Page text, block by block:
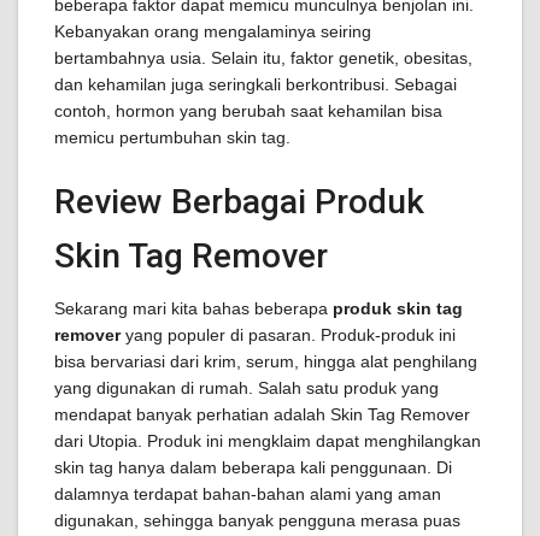
beberapa faktor dapat memicu munculnya benjolan ini.
Kebanyakan orang mengalaminya seiring
bertambahnya usia. Selain itu, faktor genetik, obesitas,
dan kehamilan juga seringkali berkontribusi. Sebagai
contoh, hormon yang berubah saat kehamilan bisa
memicu pertumbuhan skin tag.
Review Berbagai Produk
Skin Tag Remover
Sekarang mari kita bahas beberapa produk skin tag
removeryang populer di pasaran. Produk-produk ini
bisa bervariasi dari krim, serum, hingga alat penghilang
yang digunakan di rumah. Salah satu produk yang
mendapat banyak perhatian adalah Skin Tag Remover
dari Utopia. Produk ini mengklaim dapat menghilangkan
skin tag hanya dalam beberapa kali penggunaan. Di
dalamnya terdapat bahan-bahan alami yang aman
digunakan, sehingga banyak pengguna merasa puas